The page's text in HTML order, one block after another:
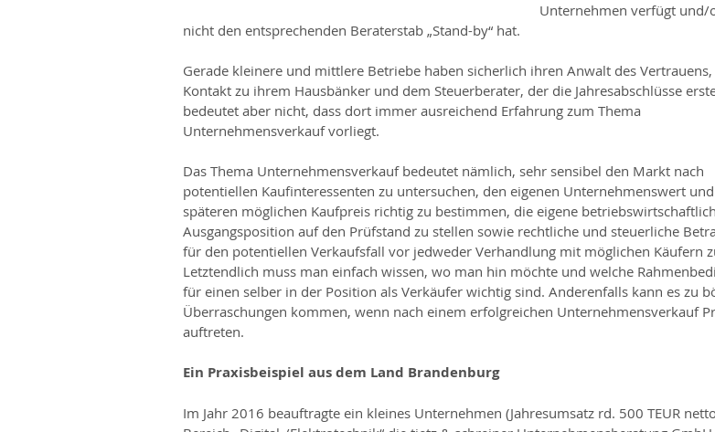
Unternehmen verfügt und/
nicht den entsprechenden Beraterstab „Stand-by“ hat.
Gerade kleinere und mittlere Betriebe haben sicherlich ihren Anwalt des
Kontakt zu ihrem Hausbänker und dem Steuerberater, der die Jahresabschlüsse
bedeutet aber nicht, dass dort immer ausreichend Erfahrung zum Thema
Unternehmensverkauf vorliegt.
Das Thema Unternehmensverkauf bedeutet nämlich, sehr sensibel den Markt nach
potentiellen Kaufinteressenten zu untersuchen, den eigenen Unternehmenswert
späteren möglichen Kaufpreis richtig zu bestimmen, die eigene
Ausgangsposition auf den Prüfstand zu stellen sowie rechtliche und steuerliche
für den potentiellen Verkaufsfall vor jedweder Verhandlung mit möglichen Käufern
Letztendlich muss man einfach wissen, wo man hin möchte und welche
für einen selber in der Position als Verkäufer wichtig sind. Anderenfalls kann es zu
Überraschungen kommen, wenn nach einem erfolgreichen Unternehmensverkauf
auftreten.
Ein Praxisbeispiel aus dem Land Brandenburg
Im Jahr 2016 beauftragte ein kleines Unternehmen (Jahresumsatz rd. 500 TEUR